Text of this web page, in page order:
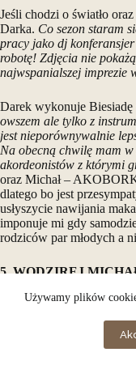
Używamy plików
Jeśli chodzi o światło
Darka. Co sezon staram
pracy jako dj
robotę! Zdjęcia nie
najwspanialszej imprezie
Darek wykonuje Biesiadę
owszem ale tylko z
jest nieporównywalnie
Na obecną chwilę mam
akordeonistów z którymi
oraz Michał –
dlatego bo jest
usłyszycie nawijania
imponuje mi gdy
rodziców par młodych a
5. WODZIREJ
@wodzirej_michalejsmont